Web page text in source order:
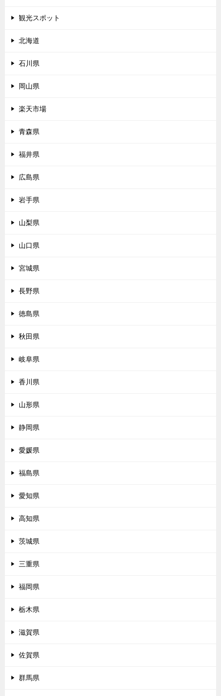
観光スポット
北海道
石川県
岡山県
楽天市場
青森県
福井県
広島県
岩手県
山梨県
山口県
宮城県
長野県
徳島県
秋田県
岐阜県
香川県
山形県
静岡県
愛媛県
福島県
愛知県
高知県
茨城県
三重県
福岡県
栃木県
滋賀県
佐賀県
群馬県